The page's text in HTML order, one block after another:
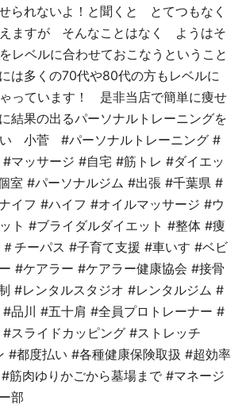
られないよ！と聞くと とてつもなく
ますが そんなことはなく ようはそ
レベルに合わせておこなうということ
は多くの70代や80代の方もレベルに
っています！ 是非当店で簡単に痩せ
結果の出るパーソナルトレーニングを
い 小菅 #パーソナルトレーニング #
マッサージ #自宅 #筋トレ #ダイエッ
室 #パーソナルジム #出張 #千葉県 #
イフ #ハイフ #オイルマッサージ #ウ
ト #ブライダルダイエット #整体 #痩
チーパス #子育て支援 #車いす #ベビ
#ケアラー #ケアラー健康協会 #接骨
#レンタルスタジオ #レンタルジム #
品川 #五十肩 #全員プロトレーナー #
スライドカッピング #ストレッチ
#都度払い #各種健康保険取扱 #超効率
筋肉ゆりかごから墓場まで #マネージ
部